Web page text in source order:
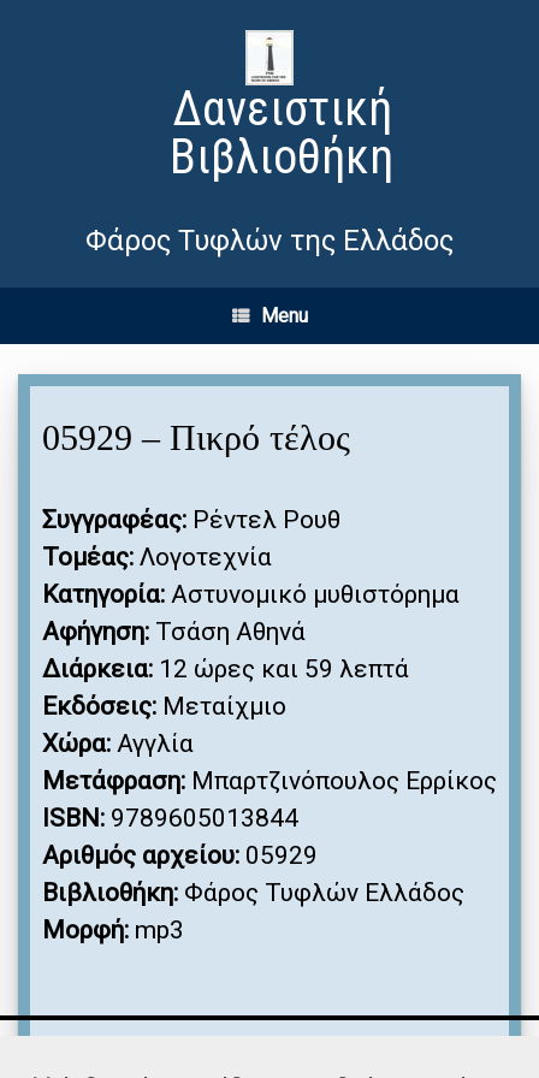
Δανειστική
Βιβλιοθήκη
Φάρος Τυφλών της Ελλάδος
Menu
05929 – Πικρό τέλος
Συγγραφέας: Ρέντελ Ρουθ
Τομέας: Λογοτεχνία
Κατηγορία: Αστυνομικό μυθιστόρημα
Αφήγηση: Τσάση Αθηνά
Διάρκεια: 12 ώρες και 59 λεπτά
Εκδόσεις: Μεταίχμιο
Χώρα: Αγγλία
Μετάφραση: Μπαρτζινόπουλος Ερρίκος
ISBN: 9789605013844
Αριθμός αρχείου: 05929
Βιβλιοθήκη: Φάρος Τυφλών Ελλάδος
Μορφή: mp3